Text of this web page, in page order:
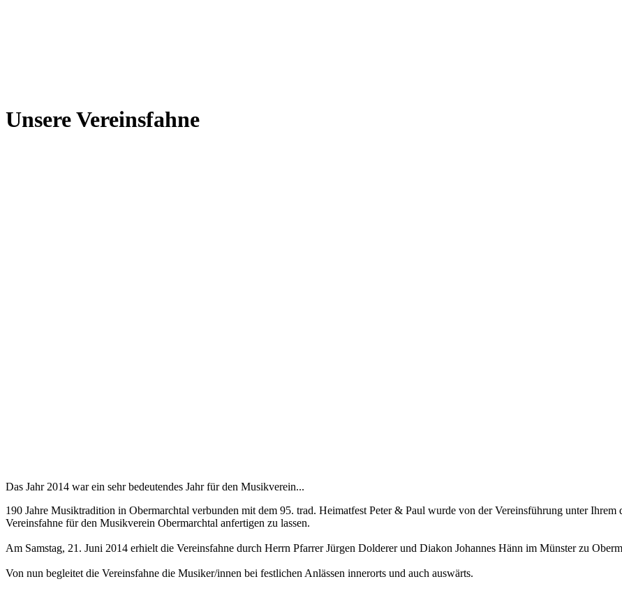
Unsere Vereinsfahne
Das Jahr 2014 war ein sehr bedeutendes Jahr für den Musikverein...
190 Jahre Musiktradition in Obermarchtal verbunden mit dem 95. trad. Heimatfest Peter & Paul wurde von der Vereinsführung unter
Vereinsfahne für den Musikverein Obermarchtal anfertigen zu lassen.
Am Samstag, 21. Juni 2014 erhielt die Vereinsfahne durch Herrn Pfarrer Jürgen Dolderer und Diakon Johannes Hänn im Münster zu
Von nun begleitet die Vereinsfahne die Musiker/innen bei festlichen Anlässen innerorts und auch auswärts.